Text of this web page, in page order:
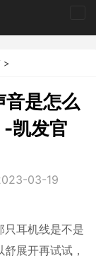
>
是怎么
-凯发官
03-19
只耳机线是不是
展开再试试，